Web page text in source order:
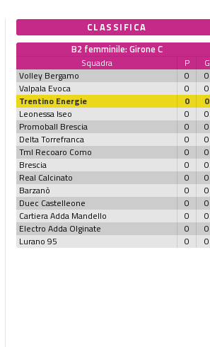
CLASSIFICA
B2 femminile: Girone C
Squadra P
G
Volley Bergamo
0
0
Valpala Evoca
0
0
Trentino Energie
0
0
Leonessa Iseo
0
0
Promoball Brescia
0
0
Delta Torrefranca
0
0
Tml Recoaro Como
0
0
Brescia
0
0
Real Calcinato
0
0
Barzanò
0
0
Duec Castelleone
0
0
Cartiera Adda Mandello
0
0
Electro Adda Olginate
0
0
Lurano 95
0 0